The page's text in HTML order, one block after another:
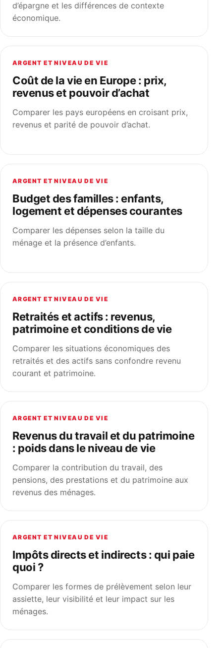
d’épargne et les différences de contexte
économique.
ARGENT ET NIVEAU DE VIE
Coût de la vie en Europe : prix,
revenus et pouvoir d’achat
Comparer les pays européens en croisant prix,
revenus et parité de pouvoir d’achat.
ARGENT ET NIVEAU DE VIE
Budget des familles : enfants,
logement et dépenses courantes
Comparer les dépenses selon la taille du
ménage et la présence d’enfants.
ARGENT ET NIVEAU DE VIE
Retraités et actifs : revenus,
patrimoine et conditions de vie
Comparer les situations économiques des
retraités et des actifs sans confondre revenu
courant et patrimoine.
ARGENT ET NIVEAU DE VIE
Revenus du travail et du patrimoine
: poids dans le niveau de vie
Comparer la contribution du travail, des
pensions, des prestations et du patrimoine aux
revenus des ménages.
ARGENT ET NIVEAU DE VIE
Impôts directs et indirects : qui paie
quoi ?
Comparer les formes de prélèvement selon leur
assiette, leur visibilité et leur impact sur les
ménages.